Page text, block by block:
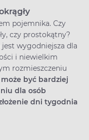
pojemnika. Czy
czy prostokątny?
wygodniejsza dla
i niewielkim
rozmieszczeniu
być bardziej
dla osób
dni tygodnia